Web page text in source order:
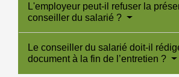
L'employeur peut-il refuser la
conseiller du salarié ?
Le conseiller du salarié doit-il
document à la fin de l’entretien ?